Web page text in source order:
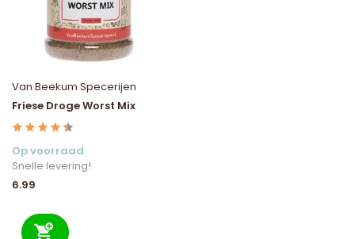
Van Beekum Specerijen
Friese Droge Worst Mix
Op voorraad
Snelle levering!
6.99